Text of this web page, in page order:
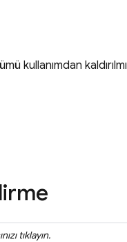
kullanımdan
tıklayın.